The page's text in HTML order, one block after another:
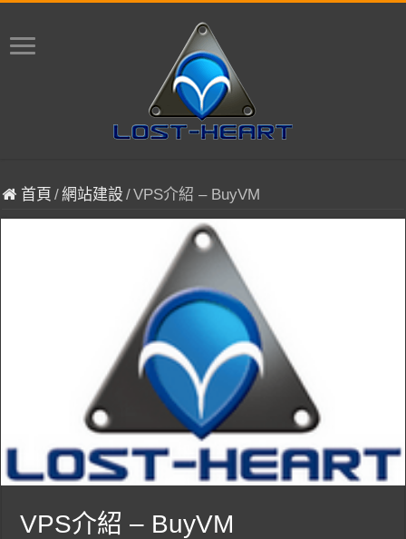
首頁 /網站建設 /VPS介紹 – BuyVM
VPS介紹 – BuyVM